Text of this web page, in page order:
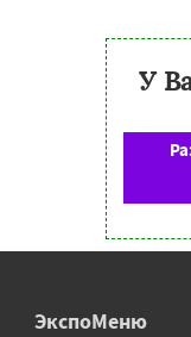
У
ЭкспоМеню